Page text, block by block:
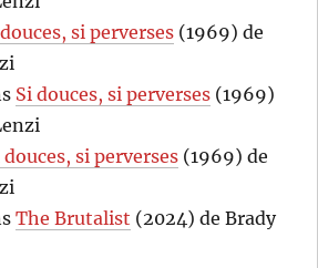
si perverses (1969) de
Si douces, si perverses (1969)
douces, si perverses (1969) de
The Brutalist (2024) de Brady